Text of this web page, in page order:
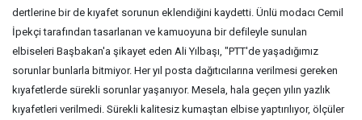
dertlerine bir de kıyafet sorunun eklendiğini kaydetti. Ünlü modacı Cemil
İpekçi tarafından tasarlanan ve kamuoyuna bir defileyle sunulan
elbiseleri Başbakan'a şikayet eden Ali Yılbaşı, "PTT'de yaşadığımız
sorunlar bunlarla bitmiyor. Her yıl posta dağıtıcılarına verilmesi gereken
kıyafetlerde sürekli sorunlar yaşanıyor. Mesela, hala geçen yılın yazlık
kıyafetleri verilmedi. Sürekli kalitesiz kumaştan elbise yaptırılıyor, ölçüler